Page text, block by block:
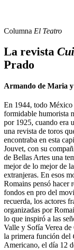
Columna El Teatro
La revista
Prado
Armando de Maria
En 1944, todo México
formidable humorista
por 1925, cuando era
una revista de toros
encontraba en esta
Jouvet, con su
de Bellas Artes una
mejor de lo mejor de
extranjeras. En esos
Romains pensó hacer
fondos en pro del
recuerda, los actores
organizadas por
lo que inspiró a las
Valle y Sofía Verea
la primera función del
Americano, el día 12